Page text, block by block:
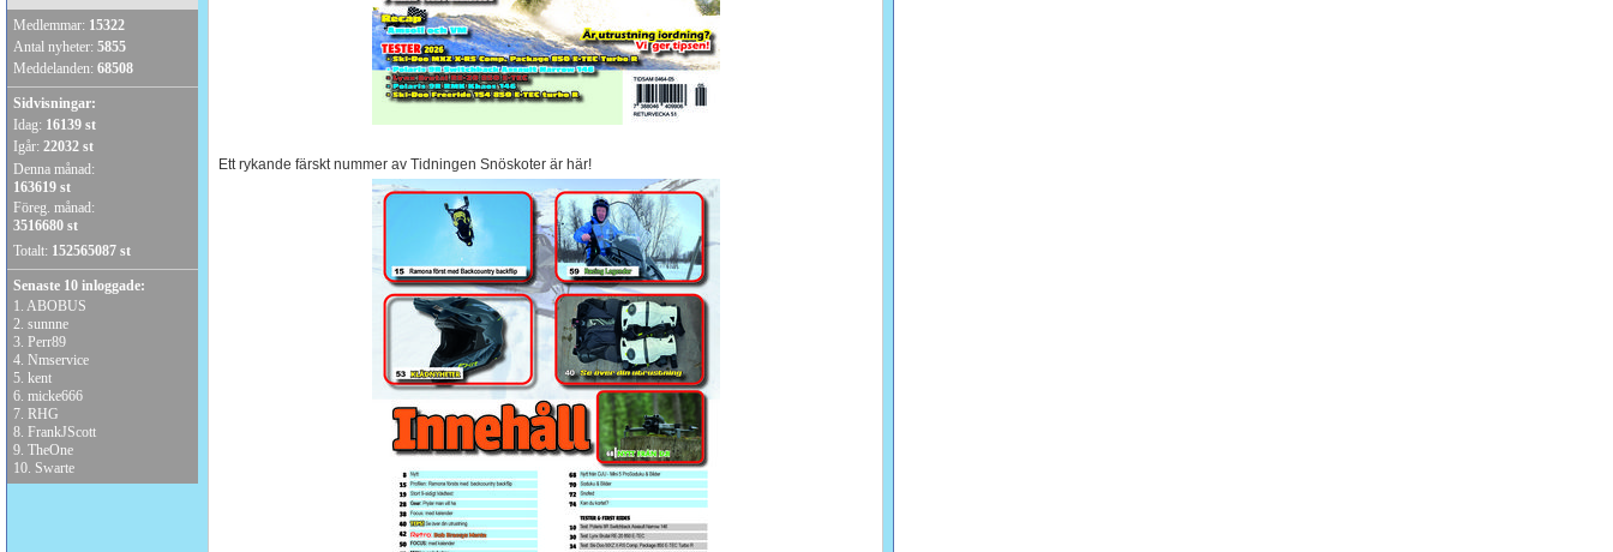
Medlemmar: 15322
Antal nyheter: 5855
Meddelanden: 68508
Sidvisningar:
Idag: 16139 st
Igår: 22032 st
Denna månad:
163619 st
Föreg. månad:
3516680 st
Totalt: 152565087 st
Senaste 10 inloggade:
1. ABOBUS
2. sunnne
3. Perr89
4. Nmservice
5. kent
6. micke666
7. RHG
8. FrankJScott
9. TheOne
10. Swarte
Ett rykande färskt nummer av Tidningen Snöskoter är här!